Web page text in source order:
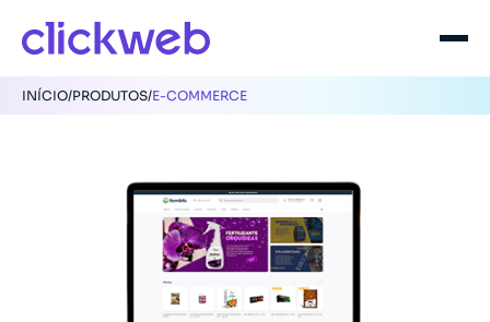
INÍCIO/PRODUTOS/E-COMMERCE